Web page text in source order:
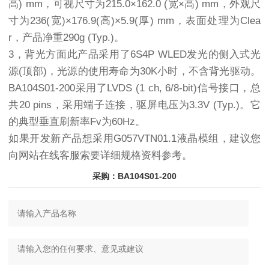
高) mm，可视尺寸为215.0×162.0 (宽×高) mm，外观尺
寸为236(宽)×176.9(高)×5.9(厚) mm，表面处理为Clea
r，产品净重290g (Typ.)。
3，背光方面此产品采用了6S4P WLED发光的侧入式光
源(顶部)，光源的使用寿命为30K小时，不含背光驱动。
BA104S01-200采用了LVDS (1 ch, 6/8-bit)信号接口，总
共20 pins，采用端子连接，驱屏电压为3.3V (Typ.)。它
的典型垂直刷新率Fv为60Hz。
如果开发新产品想采用G057VTN01.1液晶模组，建议您
向网站在线客服索要详细规格资料参考。
采购：BA104S01-200